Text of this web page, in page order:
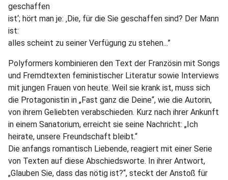
geschaffen
ist‘; hört man je: ‚Die, für die Sie geschaffen sind? Der Mann
ist:
alles scheint zu seiner Verfügung zu stehen...”
Polyformers kombinieren den Text der Französin mit Songs
und Fremdtexten feministischer Literatur sowie Interviews
mit jungen Frauen von heute. Weil sie krank ist, muss sich
die Protagonistin in „Fast ganz die Deine“, wie die Autorin,
von ihrem Geliebten verabschieden. Kurz nach ihrer Ankunft
in einem Sanatorium, erreicht sie seine Nachricht: „Ich
heirate, unsere Freundschaft bleibt.“
Die anfangs romantisch Liebende, reagiert mit einer Serie
von Texten auf diese Abschiedsworte. In ihrer Antwort,
„Glauben Sie, dass das nötig ist?“, steckt der Anstoß für